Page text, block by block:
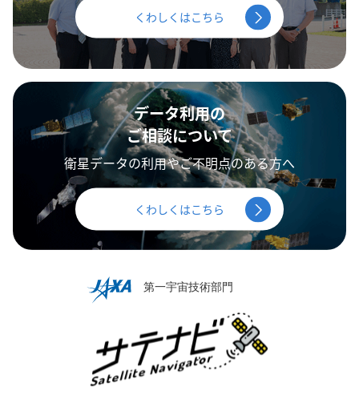
くわしくはこちら
データ利用の
ご相談について
衛星データの利用やご不明点のある方へ
くわしくはこちら